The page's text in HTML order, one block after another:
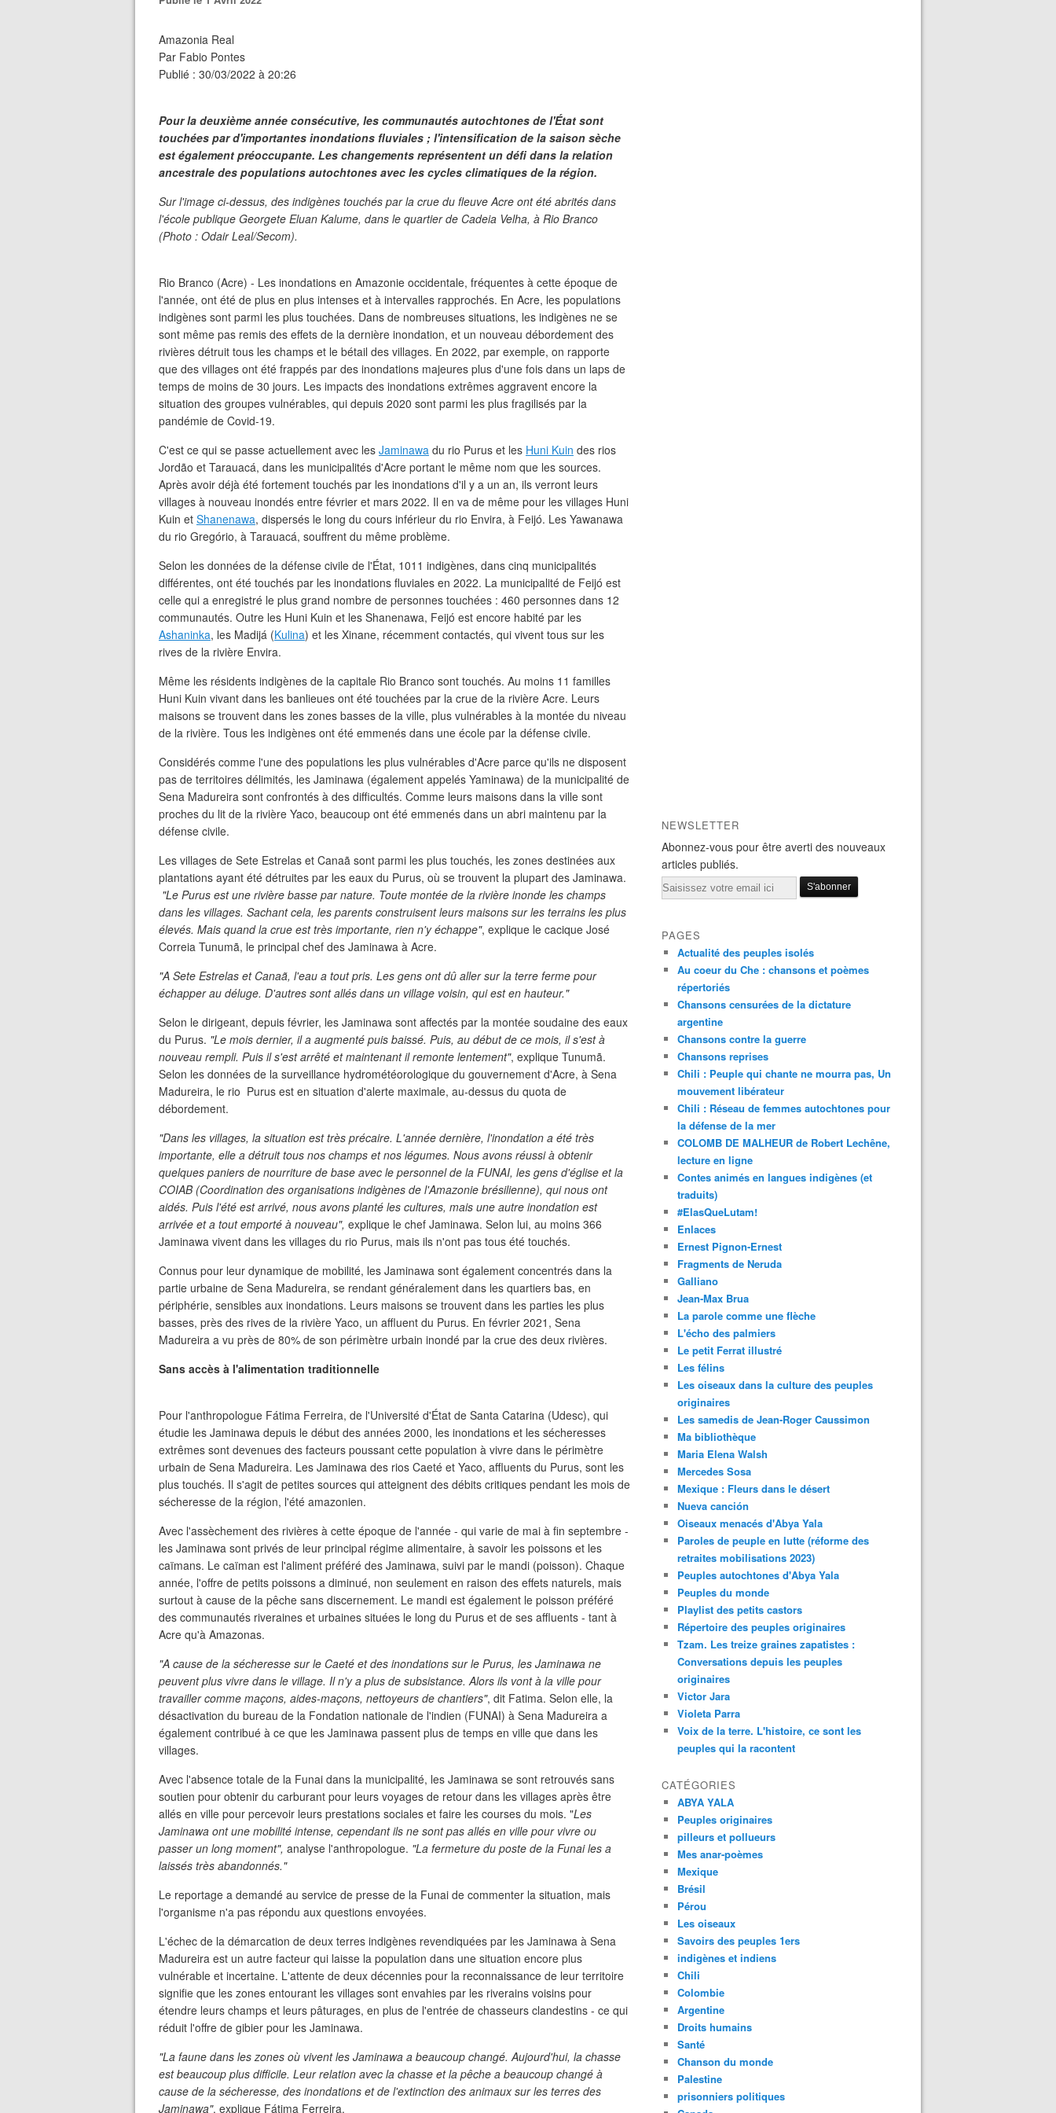
Amazonia Real
Par Fabio Pontes
Publié : 30/03/2022 à 20:26
Pour la deuxième année consécutive, les communautés autochtones de l'État sont
touchées par d'importantes inondations fluviales ; l'intensification de la saison sèche
est également préoccupante. Les changements représentent un défi dans la relation
ancestrale des populations autochtones avec les cycles climatiques de la région.
Sur l'image ci-dessus, des indigènes touchés par la crue du fleuve Acre ont été abrités dans
l'école publique Georgete Eluan Kalume, dans le quartier de Cadeia Velha, à Rio Branco
(Photo : Odair Leal/Secom).
Rio Branco (Acre) - Les inondations en Amazonie occidentale, fréquentes à cette époque de
l'année, ont été de plus en plus intenses et à intervalles rapprochés. En Acre, les populations
indigènes sont parmi les plus touchées. Dans de nombreuses situations, les indigènes ne se
sont même pas remis des effets de la dernière inondation, et un nouveau débordement des
rivières détruit tous les champs et le bétail des villages. En 2022, par exemple, on rapporte
que des villages ont été frappés par des inondations majeures plus d'une fois dans un laps de
temps de moins de 30 jours. Les impacts des inondations extrêmes aggravent encore la
situation des groupes vulnérables, qui depuis 2020 sont parmi les plus fragilisés par la
pandémie de Covid-19.
C'est ce qui se passe actuellement avec les Jaminawa du rio Purus et les Huni Kuin des rios
Jordão et Tarauacá, dans les municipalités d'Acre portant le même nom que les sources.
Après avoir déjà été fortement touchés par les inondations d'il y a un an, ils verront leurs
villages à nouveau inondés entre février et mars 2022. Il en va de même pour les villages Huni
Kuin et Shanenawa, dispersés le long du cours inférieur du rio Envira, à Feijó. Les Yawanawa
du rio Gregório, à Tarauacá, souffrent du même problème.
Selon les données de la défense civile de l'État, 1011 indigènes, dans cinq municipalités
différentes, ont été touchés par les inondations fluviales en 2022. La municipalité de Feijó est
celle qui a enregistré le plus grand nombre de personnes touchées : 460 personnes dans 12
communautés. Outre les Huni Kuin et les Shanenawa, Feijó est encore habité par les
Ashaninka, les Madijá (Kulina) et les Xinane, récemment contactés, qui vivent tous sur les
rives de la rivière Envira.
Même les résidents indigènes de la capitale Rio Branco sont touchés. Au moins 11 familles
Huni Kuin vivant dans les banlieues ont été touchées par la crue de la rivière Acre. Leurs
maisons se trouvent dans les zones basses de la ville, plus vulnérables à la montée du niveau
de la rivière. Tous les indigènes ont été emmenés dans une école par la défense civile.
Considérés comme l'une des populations les plus vulnérables d'Acre parce qu'ils ne disposent
pas de territoires délimités, les Jaminawa (également appelés Yaminawa) de la municipalité de
Sena Madureira sont confrontés à des difficultés. Comme leurs maisons dans la ville sont
proches du lit de la rivière Yaco, beaucoup ont été emmenés dans un abri maintenu par la
défense civile.
Les villages de Sete Estrelas et Canaã sont parmi les plus touchés, les zones destinées aux
plantations ayant été détruites par les eaux du Purus, où se trouvent la plupart des Jaminawa.
"Le Purus est une rivière basse par nature. Toute montée de la rivière inonde les champs
dans les villages. Sachant cela, les parents construisent leurs maisons sur les terrains les plus
élevés. Mais quand la crue est très importante, rien n'y échappe", explique le cacique José
Correia Tunumã, le principal chef des Jaminawa à Acre.
"A Sete Estrelas et Canaã, l'eau a tout pris. Les gens ont dû aller sur la terre ferme pour
échapper au déluge. D'autres sont allés dans un village voisin, qui est en hauteur."
Selon le dirigeant, depuis février, les Jaminawa sont affectés par la montée soudaine des eaux
du Purus. "Le mois dernier, il a augmenté puis baissé. Puis, au début de ce mois, il s'est à
nouveau rempli. Puis il s'est arrêté et maintenant il remonte lentement", explique Tunumã.
Selon les données de la surveillance hydrométéorologique du gouvernement d'Acre, à Sena
Madureira, le rio Purus est en situation d'alerte maximale, au-dessus du quota de
débordement.
"Dans les villages, la situation est très précaire. L'année dernière, l'inondation a été très
importante, elle a détruit tous nos champs et nos légumes. Nous avons réussi à obtenir
quelques paniers de nourriture de base avec le personnel de la FUNAI, les gens d'église et la
COIAB (Coordination des organisations indigènes de l'Amazonie brésilienne), qui nous ont
aidés. Puis l'été est arrivé, nous avons planté les cultures, mais une autre inondation est
arrivée et a tout emporté à nouveau", explique le chef Jaminawa. Selon lui, au moins 366
Jaminawa vivent dans les villages du rio Purus, mais ils n'ont pas tous été touchés.
Connus pour leur dynamique de mobilité, les Jaminawa sont également concentrés dans la
partie urbaine de Sena Madureira, se rendant généralement dans les quartiers bas, en
périphérie, sensibles aux inondations. Leurs maisons se trouvent dans les parties les plus
basses, près des rives de la rivière Yaco, un affluent du Purus. En février 2021, Sena
Madureira a vu près de 80% de son périmètre urbain inondé par la crue des deux rivières.
Sans accès à l'alimentation traditionnelle
Pour l'anthropologue Fátima Ferreira, de l'Université d'État de Santa Catarina (Udesc), qui
étudie les Jaminawa depuis le début des années 2000, les inondations et les sécheresses
extrêmes sont devenues des facteurs poussant cette population à vivre dans le périmètre
urbain de Sena Madureira. Les Jaminawa des rios Caeté et Yaco, affluents du Purus, sont les
plus touchés. Il s'agit de petites sources qui atteignent des débits critiques pendant les mois de
sécheresse de la région, l'été amazonien.
Avec l'assèchement des rivières à cette époque de l'année - qui varie de mai à fin septembre -
les Jaminawa sont privés de leur principal régime alimentaire, à savoir les poissons et les
caïmans. Le caïman est l'aliment préféré des Jaminawa, suivi par le mandi (poisson). Chaque
année, l'offre de petits poissons a diminué, non seulement en raison des effets naturels, mais
surtout à cause de la pêche sans discernement. Le mandi est également le poisson préféré
des communautés riveraines et urbaines situées le long du Purus et de ses affluents - tant à
Acre qu'à Amazonas.
"A cause de la sécheresse sur le Caeté et des inondations sur le Purus, les Jaminawa ne
peuvent plus vivre dans le village. Il n'y a plus de subsistance. Alors ils vont à la ville pour
travailler comme maçons, aides-maçons, nettoyeurs de chantiers", dit Fatima. Selon elle, la
désactivation du bureau de la Fondation nationale de l'indien (FUNAI) à Sena Madureira a
également contribué à ce que les Jaminawa passent plus de temps en ville que dans les
villages.
Avec l'absence totale de la Funai dans la municipalité, les Jaminawa se sont retrouvés sans
soutien pour obtenir du carburant pour leurs voyages de retour dans les villages après être
allés en ville pour percevoir leurs prestations sociales et faire les courses du mois. "Les
Jaminawa ont une mobilité intense, cependant ils ne sont pas allés en ville pour vivre ou
passer un long moment", analyse l'anthropologue. "La fermeture du poste de la Funai les a
laissés très abandonnés."
Le reportage a demandé au service de presse de la Funai de commenter la situation, mais
l'organisme n'a pas répondu aux questions envoyées.
L'échec de la démarcation de deux terres indigènes revendiquées par les Jaminawa à Sena
Madureira est un autre facteur qui laisse la population dans une situation encore plus
vulnérable et incertaine. L'attente de deux décennies pour la reconnaissance de leur territoire
signifie que les zones entourant les villages sont envahies par les riverains voisins pour
étendre leurs champs et leurs pâturages, en plus de l'entrée de chasseurs clandestins - ce qui
réduit l'offre de gibier pour les Jaminawa.
"La faune dans les zones où vivent les Jaminawa a beaucoup changé. Aujourd'hui, la chasse
est beaucoup plus difficile. Leur relation avec la chasse et la pêche a beaucoup changé à
cause de la sécheresse, des inondations et de l'extinction des animaux sur les terres des
Jaminawa", explique Fátima Ferreira.
NEWSLETTER
Abonnez-vous pour être averti des nouveaux
articles publiés.
Email
PAGES
Actualité des peuples isolés
Au coeur du Che : chansons et poèmes
répertoriés
Chansons censurées de la dictature
argentine
Chansons contre la guerre
Chansons reprises
Chili : Peuple qui chante ne mourra pas, Un
mouvement libérateur
Chili : Réseau de femmes autochtones pour
la défense de la mer
COLOMB DE MALHEUR de Robert Lechêne,
lecture en ligne
Contes animés en langues indigènes (et
traduits)
#ElasQueLutam!
Enlaces
Ernest Pignon-Ernest
Fragments de Neruda
Galliano
Jean-Max Brua
La parole comme une flèche
L'écho des palmiers
Le petit Ferrat illustré
Les félins
Les oiseaux dans la culture des peuples
originaires
Les samedis de Jean-Roger Caussimon
Ma bibliothèque
Maria Elena Walsh
Mercedes Sosa
Mexique : Fleurs dans le désert
Nueva canción
Oiseaux menacés d'Abya Yala
Paroles de peuple en lutte (réforme des
retraites mobilisations 2023)
Peuples autochtones d'Abya Yala
Peuples du monde
Playlist des petits castors
Répertoire des peuples originaires
Tzam. Les treize graines zapatistes :
Conversations depuis les peuples
originaires
Victor Jara
Violeta Parra
Voix de la terre. L'histoire, ce sont les
peuples qui la racontent
CATÉGORIES
ABYA YALA
Peuples originaires
pilleurs et pollueurs
Mes anar-poèmes
Mexique
Brésil
Pérou
Les oiseaux
Savoirs des peuples 1ers
indigènes et indiens
Chili
Colombie
Argentine
Droits humains
Santé
Chanson du monde
Palestine
prisonniers politiques